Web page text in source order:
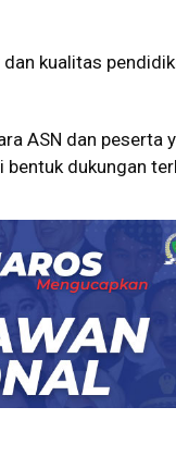
kualitas
ASN dan peserta
bentuk dukungan